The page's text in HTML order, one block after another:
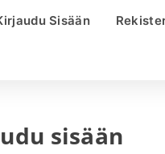
Sisään
sisään